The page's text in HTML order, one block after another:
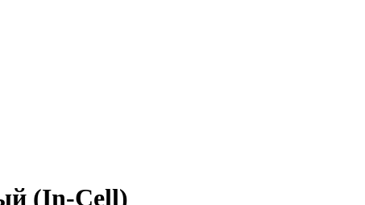
(In-Cell)